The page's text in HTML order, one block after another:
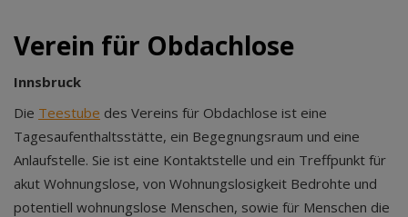
Verein für Obdachlose
Innsbruck
Die Teestube des Vereins für Obdachlose ist eine
Tagesaufenthaltsstätte, ein Begegnungsraum und eine
Anlaufstelle. Sie ist eine Kontaktstelle und ein Treffpunkt für
akut Wohnungslose, von Wohnungslosigkeit Bedrohte und
potentiell wohnungslose Menschen, sowie für Menschen die